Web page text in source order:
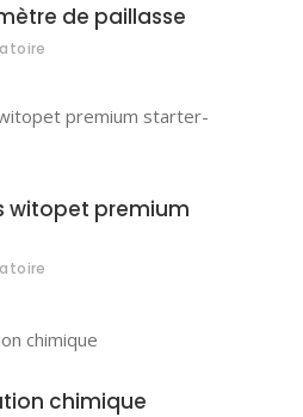
de paillasse
witopet premium
chimique